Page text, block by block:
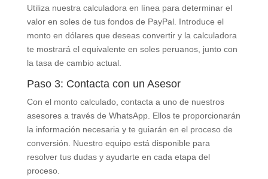
Utiliza nuestra calculadora en línea para determinar el
valor en soles de tus fondos de PayPal. Introduce el
monto en dólares que deseas convertir y la calculadora
te mostrará el equivalente en soles peruanos, junto con
la tasa de cambio actual.
Paso 3: Contacta con un Asesor
Con el monto calculado, contacta a uno de nuestros
asesores a través de WhatsApp. Ellos te proporcionarán
la información necesaria y te guiarán en el proceso de
conversión. Nuestro equipo está disponible para
resolver tus dudas y ayudarte en cada etapa del
proceso.